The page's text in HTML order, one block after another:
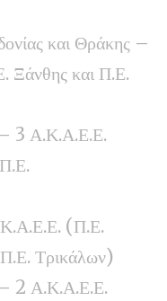
και Θράκης –
και Π.Ε.
– 3 Α.Κ.Α.Ε.Ε.
(Π.Ε.
Τρικάλων)
– 2 Α.Κ.Α.Ε.Ε.